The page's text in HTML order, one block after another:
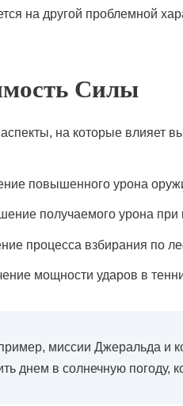
на другой проблемной
Силы
на которые влияет
повышенного урона
получаемого урона при
процесса взбирания по
мощности ударов в
миссии Джеральда и
днем в солнечную погоду,